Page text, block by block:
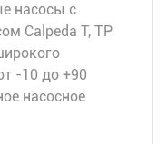
насосы с
Calpeda T, TP
-10 до +90
насосное